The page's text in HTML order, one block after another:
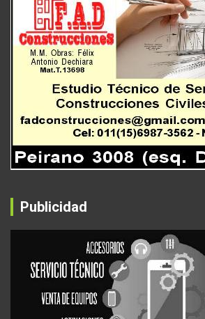
Publicidad